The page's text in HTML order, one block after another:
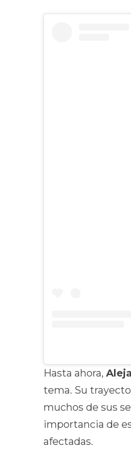
Hasta ahora,
tema. Su
muchos de sus
importancia de
afectadas.